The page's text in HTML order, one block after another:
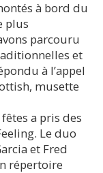
à bord du
plus
parcouru
et
à l’appel
musette
a pris des
Le duo
et Fred
répertoire